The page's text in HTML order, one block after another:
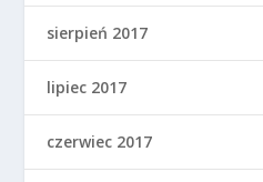
sierpień 2017
lipiec 2017
czerwiec 2017